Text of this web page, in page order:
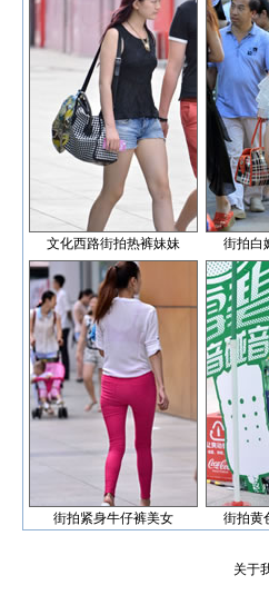
文化西路街拍热裤妹妹 街拍白
街拍紧身牛仔裤美女 街拍黄
关于